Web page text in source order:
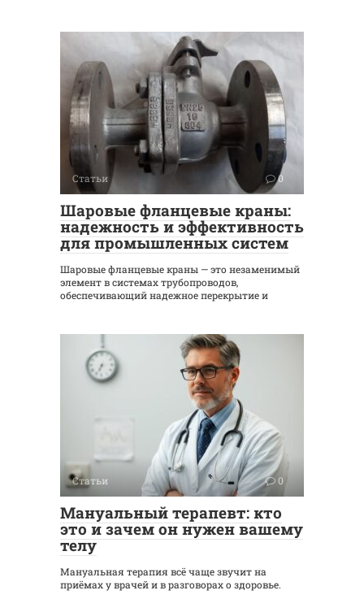
Статьи 0
Шаровые фланцевые краны:
надежность и эффективность
для промышленных систем
Шаровые фланцевые краны — это незаменимый
элемент в системах трубопроводов,
обеспечивающий надежное перекрытие и
Статьи 0
Мануальный терапевт: кто
это и зачем он нужен вашему
телу
Мануальная терапия всё чаще звучит на
приёмах у врачей и в разговорах о здоровье.